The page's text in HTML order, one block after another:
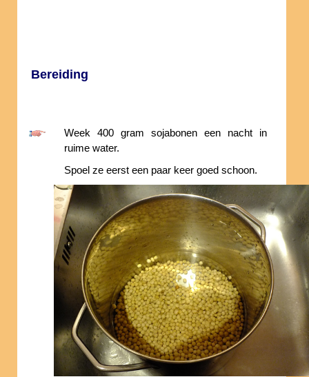
Bereiding
Week 400 gram sojabonen een nacht in
ruime water.
Spoel ze eerst een paar keer goed schoon.